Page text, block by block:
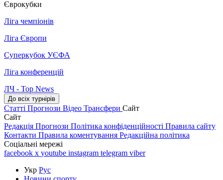
Єврокубки
Ліга чемпіонів
Ліга Європи
Суперкубок УЄФА
Ліга конференцій
ЛЧ - Top News
До всіх турнірів
Статті Прогнози Відео Трансфери Сайт
Сайт
Редакція Прогнози Політика конфіденційності Правила сайту
Контакти Правила коментування Редакційна політика
Соціальні мережі
facebook x youtube instagram telegram viber
Укр Рус